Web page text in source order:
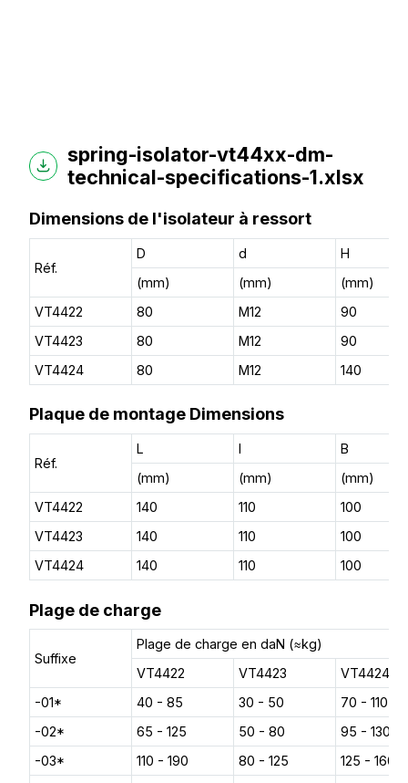
spring-isolator-vt44xx-dm-
technical-specifications-1.xlsx
Dimensions de l'isolateur à ressort
Réf.
D d
H
(mm)
(mm)
(mm)
VT4422
80 M12
90
VT4423
80 M12
90
VT4424
80 M12 140
Plaque de montage Dimensions
Réf.
L l
B
(mm)
(mm)
(mm)
VT4422
140 110
100
VT4423
140 110
100
VT4424
140 110 100
Plage de charge
Suffixe
Plage de charge en daN (≈kg)
VT4422
VT4423
VT4424
-01*
40 - 85 30 - 50
70 - 110
-02*
65 - 125 50 - 80
95 - 130
-03*
110 - 190 80 - 125
125 - 160